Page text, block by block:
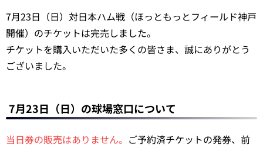
7月23日（日）対日本ハム戦（ほっともっとフィールド神戸
開催）のチケットは完売しました。
チケットを購入いただいた多くの皆さま、誠にありがとう
ございました。
7月23日（日）の球場窓口について
当日券の販売はありません。 ご予約済チケットの発券、前